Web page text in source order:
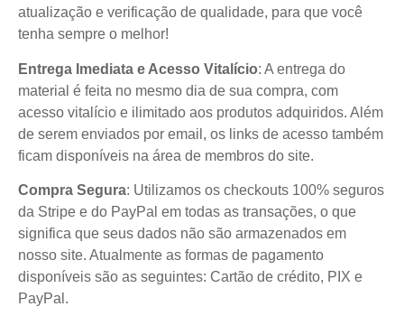
atualização e verificação de qualidade, para que você
tenha sempre o melhor!
Entrega Imediata e Acesso Vitalício: A entrega do
material é feita no mesmo dia de sua compra, com
acesso vitalício e ilimitado aos produtos adquiridos. Além
de serem enviados por email, os links de acesso também
ficam disponíveis na área de membros do site.
Compra Segura: Utilizamos os checkouts 100% seguros
da Stripe e do PayPal em todas as transações, o que
significa que seus dados não são armazenados em
nosso site. Atualmente as formas de pagamento
disponíveis são as seguintes: Cartão de crédito, PIX e
PayPal.